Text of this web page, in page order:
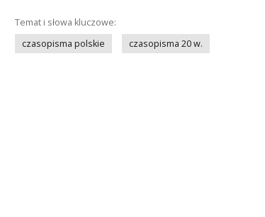
Temat i słowa kluczowe:
czasopisma polskie
czasopisma 20 w.